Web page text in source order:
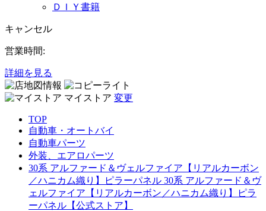
ＤＩＹ書籍
キャンセル
営業時間:
詳細を見る
マイストア 変更
TOP
自動車・オートバイ
自動車パーツ
外装、エアロパーツ
30系 アルファード＆ヴェルファイア【リアルカーボン
／ハニカム織り】ピラーパネル 30系 アルファード＆ヴ
ェルファイア【リアルカーボン／ハニカム織り】ピラ
ーパネル【公式ストア】